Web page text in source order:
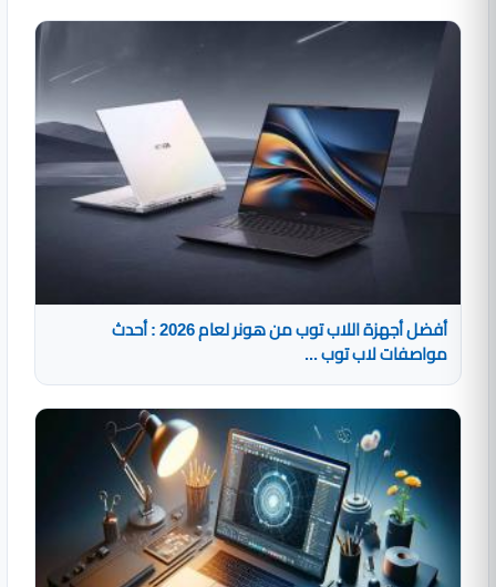
أفضل أجهزة اللاب توب من هونر لعام 2026 : أحدث
مواصفات لاب توب ...